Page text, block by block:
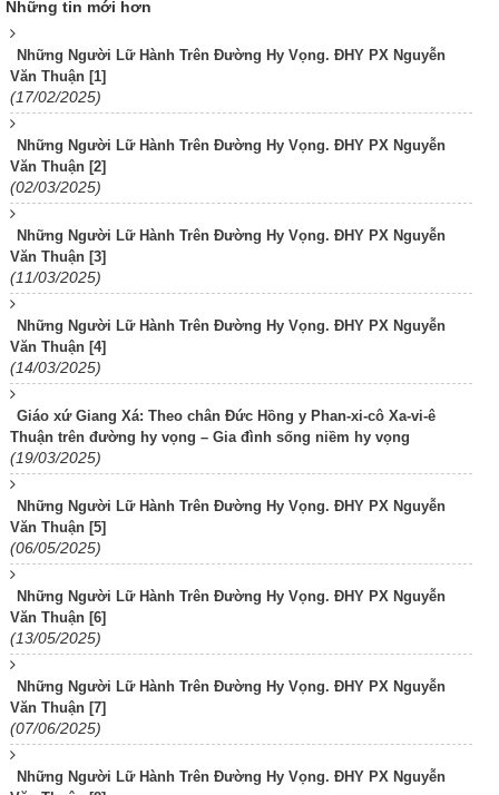
Những tin mới hơn
Những Người Lữ Hành Trên Đường Hy Vọng. ĐHY PX Nguyễn
Văn Thuận [1]
(17/02/2025)
Những Người Lữ Hành Trên Đường Hy Vọng. ĐHY PX Nguyễn
Văn Thuận [2]
(02/03/2025)
Những Người Lữ Hành Trên Đường Hy Vọng. ĐHY PX Nguyễn
Văn Thuận [3]
(11/03/2025)
Những Người Lữ Hành Trên Đường Hy Vọng. ĐHY PX Nguyễn
Văn Thuận [4]
(14/03/2025)
Giáo xứ Giang Xá: Theo chân Đức Hồng y Phan-xi-cô Xa-vi-ê
Thuận trên đường hy vọng – Gia đình sống niềm hy vọng
(19/03/2025)
Những Người Lữ Hành Trên Đường Hy Vọng. ĐHY PX Nguyễn
Văn Thuận [5]
(06/05/2025)
Những Người Lữ Hành Trên Đường Hy Vọng. ĐHY PX Nguyễn
Văn Thuận [6]
(13/05/2025)
Những Người Lữ Hành Trên Đường Hy Vọng. ĐHY PX Nguyễn
Văn Thuận [7]
(07/06/2025)
Những Người Lữ Hành Trên Đường Hy Vọng. ĐHY PX Nguyễn